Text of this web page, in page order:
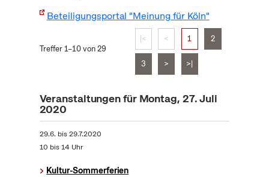
Beteiligungsportal "Meinung für Köln"
Treffer 1–10 von 29
|< < 1 2
3 > >|
Veranstaltungen für Montag, 27. Juli
2020
29.6. bis29.7.2020
10 bis 14 Uhr
Kultur-Sommerferien